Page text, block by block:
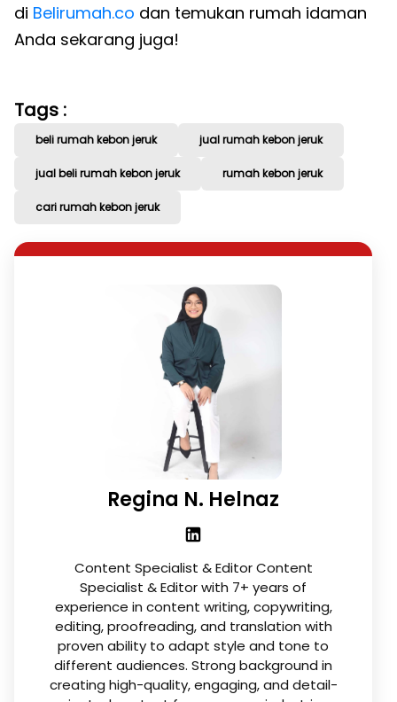
di Belirumah.co dan temukan rumah idaman
Anda sekarang juga!
Tags :
beli rumah kebon jeruk jual rumah kebon jeruk
jual beli rumah kebon jeruk rumah kebon jeruk
cari rumah kebon jeruk
Regina N. Helnaz
Content Specialist & Editor Content
Specialist & Editor with 7+ years of
experience in content writing, copywriting,
editing, proofreading, and translation with
proven ability to adapt style and tone to
different audiences. Strong background in
creating high-quality, engaging, and detail-